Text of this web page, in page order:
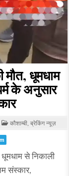
धूमधाम
के अनुसार
POSTED
IN
कौशाम्बी ब्रेकिंग न्यूज़
से निकाली
संस्कार,